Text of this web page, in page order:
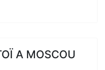
A MOSCOU